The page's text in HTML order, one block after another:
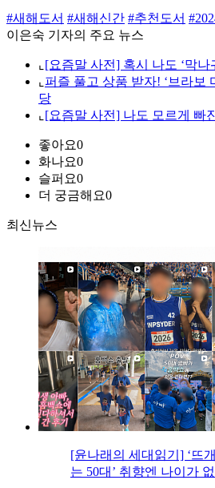
#새해도서 #새해신간 #추천도서
이은숙 기자의 주요 뉴스
⌞ [요즘말 사전] 혹시 나도 ‘막나
⌞ 퍼즐 풀고 상품 받자! ‘브라보
당
⌞ [요즘말 사전] 나도 모르게 빠
좋아요0
화나요0
슬퍼요0
더 궁금해요0
최신뉴스
[윤나래의 세대읽기] ‘뜨
는 50대’ 취향엔 나이가